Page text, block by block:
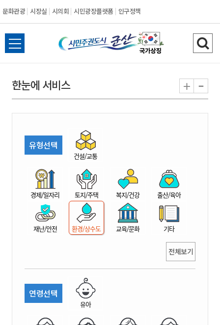
문화관광 시장실 시의회 시민광장플랫폼 인구정책
시
민
권
시
산
전
체
뉴
열
검
색
기
한눈에 서비스 + -
유형선택
건설/교통
경제/일자리 토지/주택 복지/건강 출산/육아
재난/안전 환경/상수도 교육/문화 기타
전체보기
연령선택
유아